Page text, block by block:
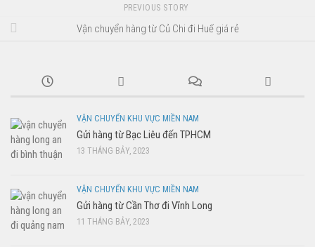
PREVIOUS STORY
Vận chuyển hàng từ Củ Chi đi Huế giá rẻ
VẬN CHUYỂN KHU VỰC MIỀN NAM
Gửi hàng từ Bạc Liêu đến TPHCM
13 THÁNG BẢY, 2023
VẬN CHUYỂN KHU VỰC MIỀN NAM
Gửi hàng từ Cần Thơ đi Vĩnh Long
11 THÁNG BẢY, 2023